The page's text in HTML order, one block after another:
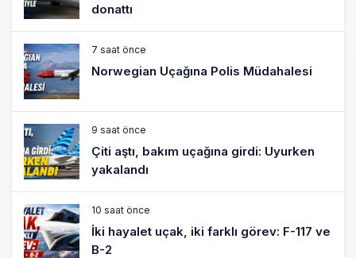
donattı
7 saat önce
Norwegian Uçağına Polis Müdahalesi
9 saat önce
Çiti aştı, bakım uçağına girdi: Uyurken
yakalandı
10 saat önce
İki hayalet uçak, iki farklı görev: F-117 ve
B-2